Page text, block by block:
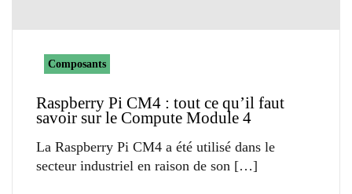
Composants
Raspberry Pi CM4 : tout ce qu’il faut
savoir sur le Compute Module 4
La Raspberry Pi CM4 a été utilisé dans le
secteur industriel en raison de son